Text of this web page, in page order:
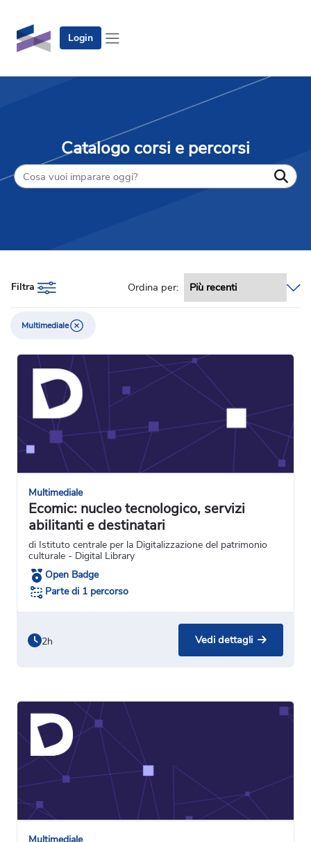
Login
Catalogo corsi e percorsi
Filtra Ordina per:
Multimediale
Multimediale
Ecomic: nucleo tecnologico, servizi
abilitanti e destinatari
di Istituto centrale per la Digitalizzazione del patrimonio
culturale - Digital Library
Open Badge
Parte di 1 percorso
2h Vedi dettagli